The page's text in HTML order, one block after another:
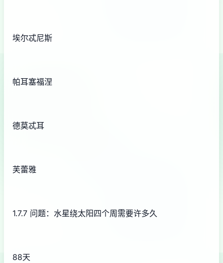
埃尔忒尼斯
帕耳塞福涅
德莫忒耳
芙蕾雅
1.7.7 问题：水星绕太阳四个周需要许多久
88天